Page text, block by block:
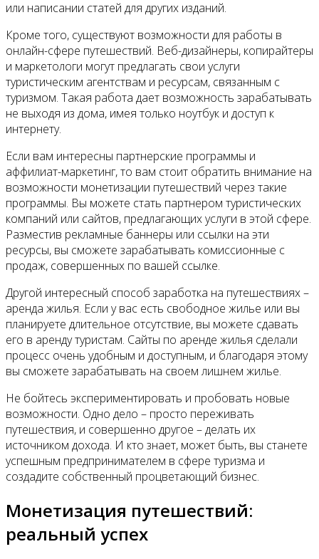
или написании статей для других изданий.
Кроме того, существуют возможности для работы в
онлайн-сфере путешествий. Веб-дизайнеры, копирайтеры
и маркетологи могут предлагать свои услуги
туристическим агентствам и ресурсам, связанным с
туризмом. Такая работа дает возможность зарабатывать
не выходя из дома, имея только ноутбук и доступ к
интернету.
Если вам интересны партнерские программы и
аффилиат-маркетинг, то вам стоит обратить внимание на
возможности монетизации путешествий через такие
программы. Вы можете стать партнером туристических
компаний или сайтов, предлагающих услуги в этой сфере.
Разместив рекламные баннеры или ссылки на эти
ресурсы, вы сможете зарабатывать комиссионные с
продаж, совершенных по вашей ссылке.
Другой интересный способ заработка на путешествиях –
аренда жилья. Если у вас есть свободное жилье или вы
планируете длительное отсутствие, вы можете сдавать
его в аренду туристам. Сайты по аренде жилья сделали
процесс очень удобным и доступным, и благодаря этому
вы сможете зарабатывать на своем лишнем жилье.
Не бойтесь экспериментировать и пробовать новые
возможности. Одно дело – просто переживать
путешествия, и совершенно другое – делать их
источником дохода. И кто знает, может быть, вы станете
успешным предпринимателем в сфере туризма и
создадите собственный процветающий бизнес.
Монетизация путешествий:
реальный успех